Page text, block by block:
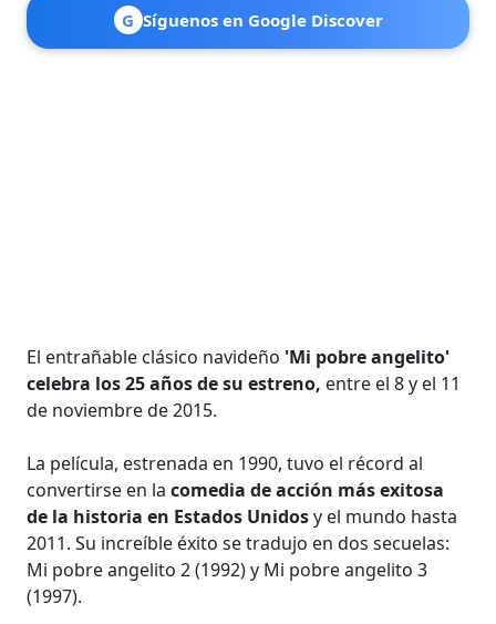
G Síguenos en Google Discover
El entrañable clásico navideño 'Mi pobre angelito'
celebra los 25 años de su estreno, entre el 8 y el 11
de noviembre de 2015.
La película, estrenada en 1990, tuvo el récord al
convertirse en lacomedia de acción más exitosa
de la historia en Estados Unidosy el mundo hasta
2011. Su increíble éxito se tradujo en dos secuelas:
Mi pobre angelito 2 (1992) y Mi pobre angelito 3
(1997).